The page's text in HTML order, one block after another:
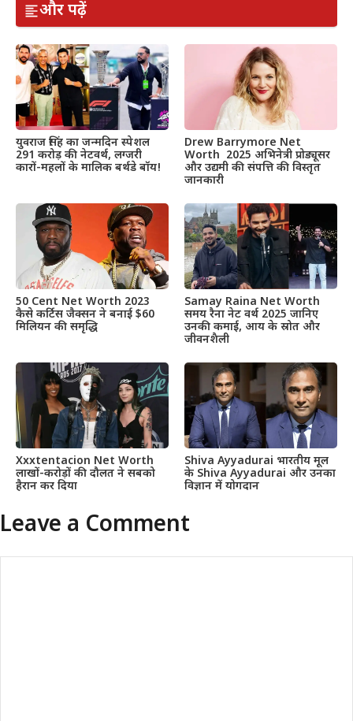
और पढ़ें
युवराज सिंह का जन्मदिन स्पेशल
291 करोड़ की नेटवर्थ, लग्जरी
कारों-महलों के मालिक बर्थडे बॉय!
Drew Barrymore Net
Worth 2025 अभिनेत्री प्रोड्यूसर
और उद्यमी की संपत्ति की विस्तृत
जानकारी
50 Cent Net Worth 2023
कैसे कर्टिस जैक्सन ने बनाई $60
मिलियन की समृद्धि
Samay Raina Net Worth
समय रैना नेट वर्थ 2025 जानिए
उनकी कमाई, आय के स्रोत और
जीवनशैली
Xxxtentacion Net Worth
लाखों-करोड़ों की दौलत ने सबको
हैरान कर दिया
Shiva Ayyadurai भारतीय मूल
के Shiva Ayyadurai और उनका
विज्ञान में योगदान
Leave a Comment